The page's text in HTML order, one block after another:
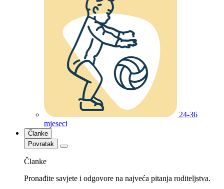
24-36
mjeseci
Članke
Povratak
Članke
Pronađite savjete i odgovore na najveća pitanja roditeljstva.